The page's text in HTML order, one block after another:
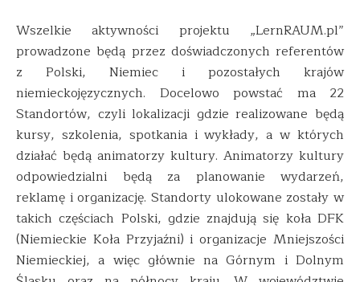
Wszelkie aktywności projektu „LernRAUM.pl”
prowadzone będą przez doświadczonych referentów
z Polski, Niemiec i pozostałych krajów
niemieckojęzycznych. Docelowo powstać ma 22
Standortów, czyli lokalizacji gdzie realizowane będą
kursy, szkolenia, spotkania i wykłady, a w których
działać będą animatorzy kultury. Animatorzy kultury
odpowiedzialni będą za planowanie wydarzeń,
reklamę i organizację. Standorty ulokowane zostały w
takich częściach Polski, gdzie znajdują się koła DFK
(Niemieckie Koła Przyjaźni) i organizacje Mniejszości
Niemieckiej, a więc głównie na Górnym i Dolnym